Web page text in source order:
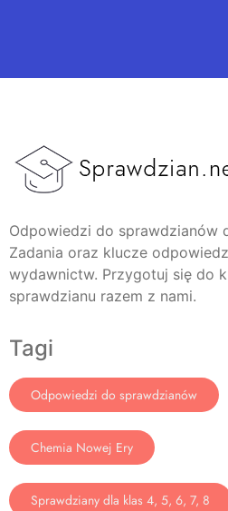
Odpowiedzi do sprawdzianów
Zadania oraz klucze
wydawnictw. Przygotuj się do
sprawdzianu razem z nami.
Tagi
Odpowiedzi do sprawdzianów
Chemia Nowej Ery
Sprawdziany dla klas 4, 5, 6, 7, 8